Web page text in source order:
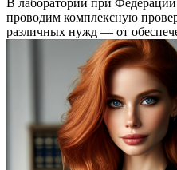
проводим комплексную
различных нужд — от